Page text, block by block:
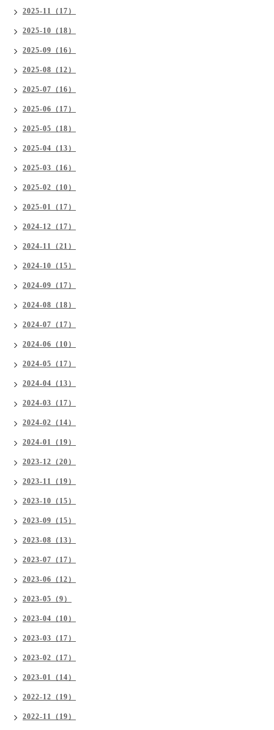
2025-11（17）
2025-10（18）
2025-09（16）
2025-08（12）
2025-07（16）
2025-06（17）
2025-05（18）
2025-04（13）
2025-03（16）
2025-02（10）
2025-01（17）
2024-12（17）
2024-11（21）
2024-10（15）
2024-09（17）
2024-08（18）
2024-07（17）
2024-06（10）
2024-05（17）
2024-04（13）
2024-03（17）
2024-02（14）
2024-01（19）
2023-12（20）
2023-11（19）
2023-10（15）
2023-09（15）
2023-08（13）
2023-07（17）
2023-06（12）
2023-05（9）
2023-04（10）
2023-03（17）
2023-02（17）
2023-01（14）
2022-12（19）
2022-11（19）